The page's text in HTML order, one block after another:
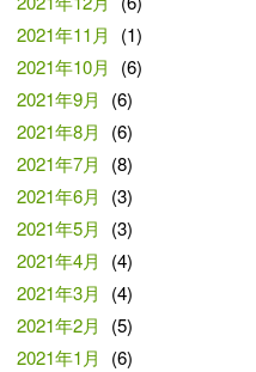
2021年11月
(1)
2021年10月
(6)
2021年9月
(6)
2021年8月
(6)
2021年7月
(8)
2021年6月
(3)
2021年5月
(3)
2021年4月
(4)
2021年3月
(4)
2021年2月
(5)
2021年1月
(6)